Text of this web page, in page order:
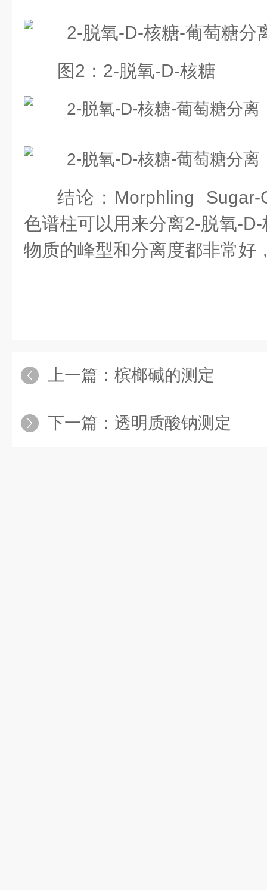
图2 ： 2-脱氧-D-核糖
结论：Morphling Sugar-
色谱柱可以用来分离2-脱氧-
物质的峰型和分离度都非常好
上一篇： 槟榔碱的测定
下一篇： 透明质酸钠测定